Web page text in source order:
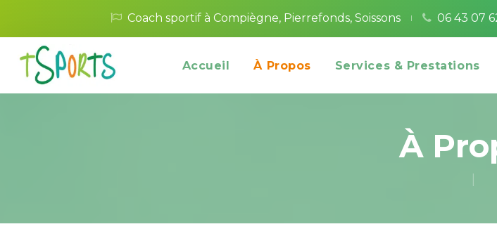
Coach sportif à Compiègne, Pierrefonds, Soisson 06 43 07
Accueil À Propo Services & Prestation
À